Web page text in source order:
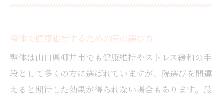
整体で健康維持するための院の選び方
整体は山口県柳井市でも健康維持やストレス緩和の手
段として多くの方に選ばれていますが、院選びを間違
えると期待した効果が得られない場合もあります。最